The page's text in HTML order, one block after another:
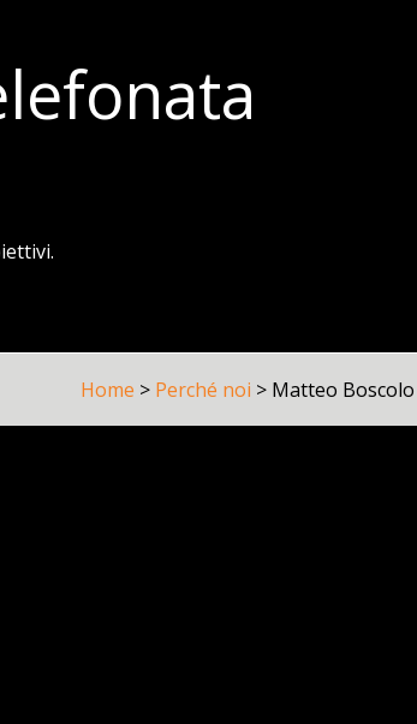
Home > Perché noi > Matteo Boscolo